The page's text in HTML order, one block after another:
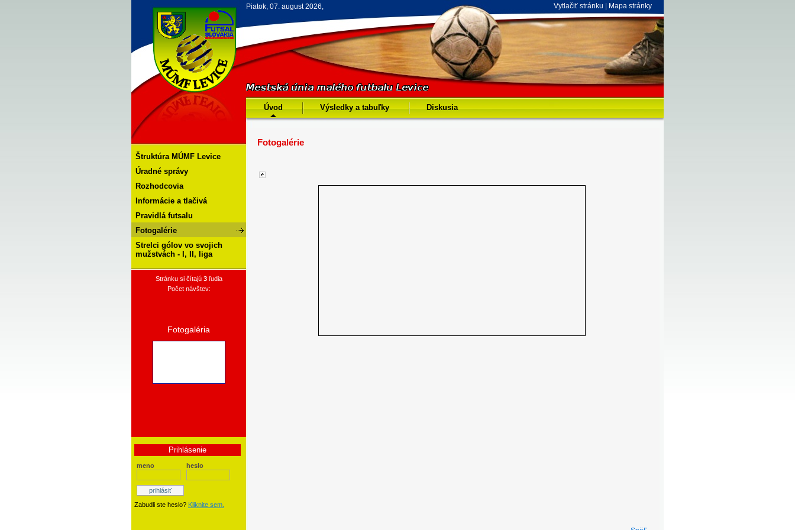
Piatok, 07. august 2026, Vytlačiť stránku Mapa stránky
Úvod Výsledky a tabuľky Diskusia
Štruktúra MÚMF Levice
Úradné správy
Rozhodcovia
Informácie a tlačivá
Pravidlá futsalu
Fotogalérie
Strelci gólov vo svojich
mužstvách - I, II, liga
Stránku si čítajú 3ľudia
Počet návštev:
Fotogaléria
Prihlásenie
meno heslo
Zabudli ste heslo? Kliknite sem.
Fotogalérie